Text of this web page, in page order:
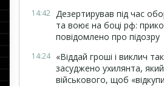
14:42 Дезертирував під час
та воює на боці рф:
повідомлено про підозру
14:24 «Віддай гроші і виклич
засуджено ухилянта,
військового, щоб